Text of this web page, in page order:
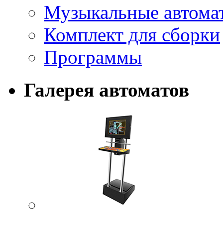
Музыкальные
Комплект для сборки
Программы
Галерея автоматов